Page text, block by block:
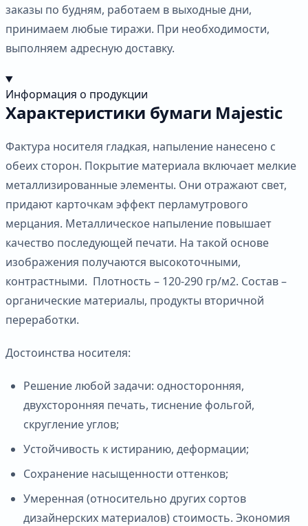
заказы по будням, работаем в выходные дни,
принимаем любые тиражи. При необходимости,
выполняем адресную доставку.
Информация о продукции
Характеристики бумаги Majestic
Фактура носителя гладкая, напыление нанесено с
обеих сторон. Покрытие материала включает мелкие
металлизированные элементы. Они отражают свет,
придают карточкам эффект перламутрового
мерцания. Металлическое напыление повышает
качество последующей печати. На такой основе
изображения получаются высокоточными,
контрастными. Плотность – 120-290 гр/м2. Состав –
органические материалы, продукты вторичной
переработки.
Достоинства носителя:
Решение любой задачи: односторонняя,
двухсторонняя печать, тиснение фольгой,
скругление углов;
Устойчивость к истиранию, деформации;
Сохранение насыщенности оттенков;
Умеренная (относительно других сортов
дизайнерских материалов) стоимость. Экономия